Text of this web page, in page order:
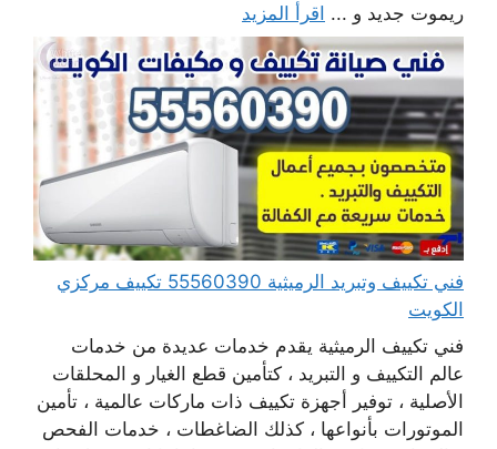
ريموت جديد و ... اقرأ المزيد
فني تكييف وتبريد الرميثية 55560390 تكييف مركزي
الكويت
فني تكييف الرميثية يقدم خدمات عديدة من خدمات
عالم التكييف و التبريد ، كتأمين قطع الغيار و المحلقات
الأصلية ، توفير أجهزة تكييف ذات ماركات عالمية ، تأمين
الموتورات بأنواعها ، كذلك الضاغطات ، خدمات الفحص